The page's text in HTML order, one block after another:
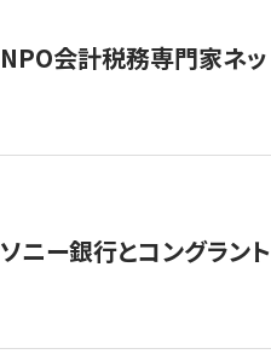
NPO会計税務専門家ネッ
ソニー銀行とコングラン